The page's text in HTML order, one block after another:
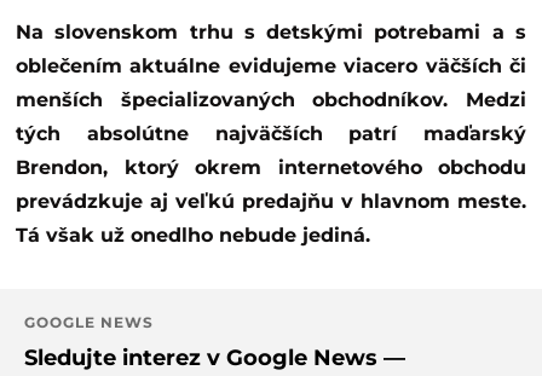
Na slovenskom trhu s detskými potrebami a s
oblečením aktuálne evidujeme viacero väčších či
menších špecializovaných obchodníkov. Medzi
tých absolútne najväčších patrí maďarský
Brendon, ktorý okrem internetového obchodu
prevádzkuje aj veľkú predajňu v hlavnom meste.
Tá však už onedlho nebude jediná.
GOOGLE NEWS
Sledujte interez v Google News —